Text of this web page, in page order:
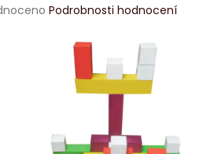
Podrobnosti hodnocení